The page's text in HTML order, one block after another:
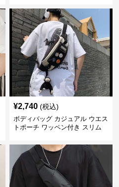
¥2,740 (税込)
ボディバッグ カジュアル ウエス
トポーチ ワッペン付き スリム